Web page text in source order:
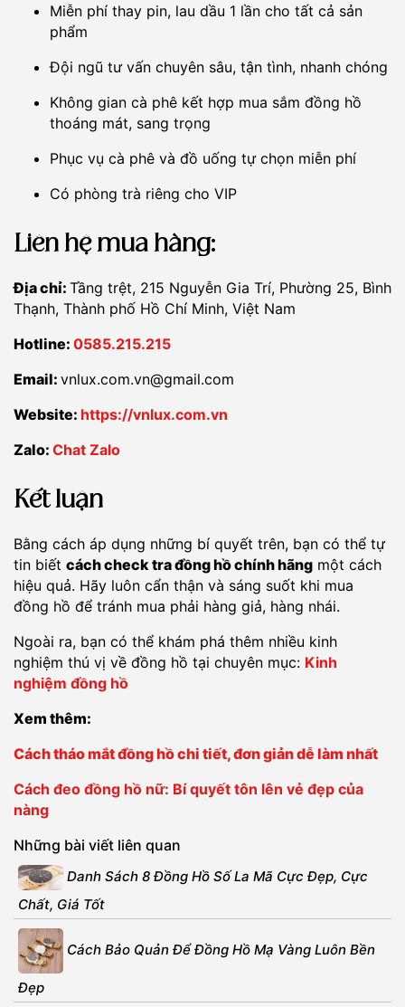
Miễn phí thay pin, lau dầu 1 lần cho tất cả sản
phẩm
Đội ngũ tư vấn chuyên sâu, tận tình, nhanh chóng
Không gian cà phê kết hợp mua sắm đồng hồ
thoáng mát, sang trọng
Phục vụ cà phê và đồ uống tự chọn miễn phí
Có phòng trà riêng cho VIP
Liên hệ mua hàng:
Địa chỉ: Tầng trệt, 215 Nguyễn Gia Trí, Phường 25, Bình
Thạnh, Thành phố Hồ Chí Minh, Việt Nam
Hotline: 0585.215.215
Email: vnlux.com.vn@gmail.com
Website: https://vnlux.com.vn
Zalo: Chat Zalo
Kết luận
Bằng cách áp dụng những bí quyết trên, bạn có thể tự
tin biết cách check tra đồng hồ chính hãng một cách
hiệu quả. Hãy luôn cẩn thận và sáng suốt khi mua
đồng hồ để tránh mua phải hàng giả, hàng nhái.
Ngoài ra, bạn có thể khám phá thêm nhiều kinh
nghiệm thú vị về đồng hồ tại chuyên mục: Kinh
nghiệm đồng hồ
Xem thêm:
Cách tháo mắt đồng hồ chi tiết, đơn giản dễ làm nhất
Cách đeo đồng hồ nữ: Bí quyết tôn lên vẻ đẹp của
nàng
Những bài viết liên quan
Danh Sách 8 Đồng Hồ Số La Mã Cực Đẹp, Cực
Chất, Giá Tốt
Cách Bảo Quản Để Đồng Hồ Mạ Vàng Luôn Bền
Đẹp